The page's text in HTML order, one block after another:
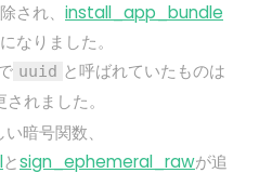
され、 install_app_bundle
なりました。
uuid と呼ばれていたものは
されました。
暗号関数、
とsign_ephemeral_rawが追